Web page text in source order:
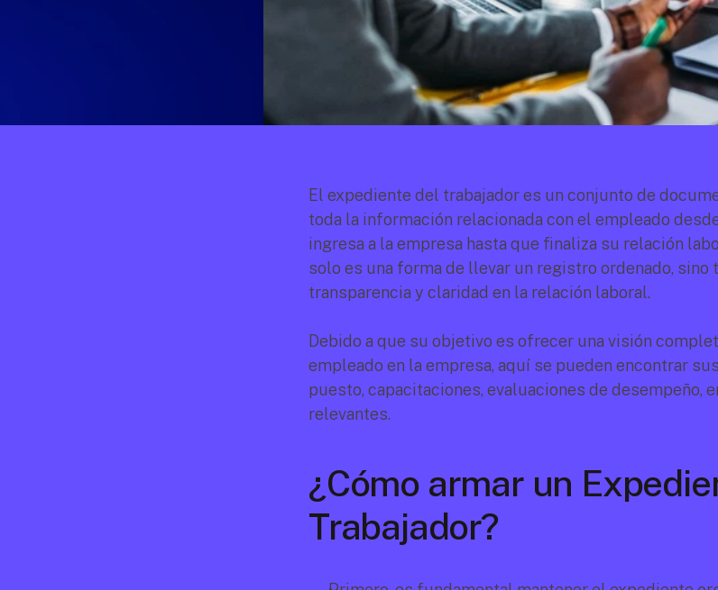
El expediente del trabajador es un conjunto de
toda la información relacionada con el empleado
ingresa a la empresa hasta que finaliza su relación
solo es una forma de llevar un registro ordenado, sino
transparencia y claridad en la relación laboral.
Debido a que su objetivo es ofrecer una visión
empleado en la empresa, aquí se pueden encontrar
puesto, capacitaciones, evaluaciones de desempeño,
relevantes.
¿Cómo armar un
Trabajador?